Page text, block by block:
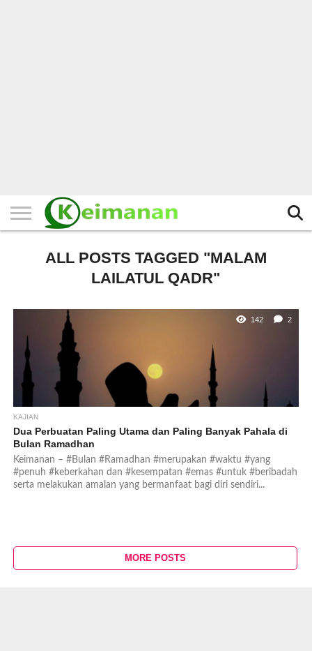
ALL POSTS TAGGED "MALAM
LAILATUL QADR"
142 2
KAJIAN
Dua Perbuatan Paling Utama dan Paling Banyak Pahala di
Bulan Ramadhan
Keimanan – #Bulan #Ramadhan #merupakan #waktu #yang
#penuh #keberkahan dan #kesempatan #emas #untuk #beribadah
serta melakukan amalan yang bermanfaat bagi diri sendiri...
MORE POSTS